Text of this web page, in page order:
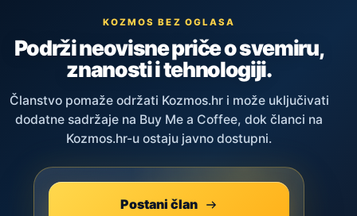
KOZMOS BEZ OGLASA
Podrži neovisne priče o svemiru,
znanosti i tehnologiji.
Članstvo pomaže održati Kozmos.hr i može uključivati
dodatne sadržaje na Buy Me a Coffee, dok članci na
Kozmos.hr-u ostaju javno dostupni.
Postani član